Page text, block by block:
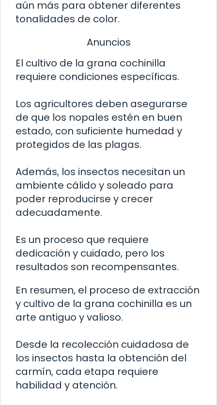
aún más para obtener diferentes
tonalidades de color.
Anuncios
El cultivo de la grana cochinilla
requiere condiciones específicas.
Los agricultores deben asegurarse
de que los nopales estén en buen
estado, con suficiente humedad y
protegidos de las plagas.
Además, los insectos necesitan un
ambiente cálido y soleado para
poder reproducirse y crecer
adecuadamente.
Es un proceso que requiere
dedicación y cuidado, pero los
resultados son recompensantes.
En resumen, el proceso de extracción
y cultivo de la grana cochinilla es un
arte antiguo y valioso.
Desde la recolección cuidadosa de
los insectos hasta la obtención del
carmín, cada etapa requiere
habilidad y atención.